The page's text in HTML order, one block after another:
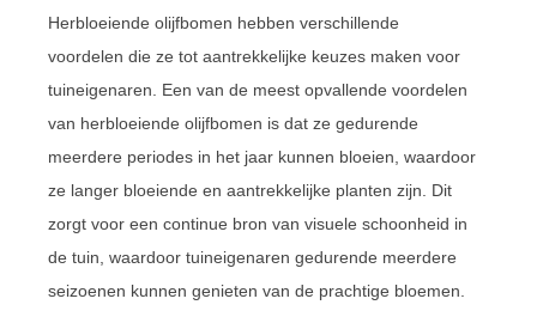
Herbloeiende olijfbomen hebben verschillende
voordelen die ze tot aantrekkelijke keuzes maken voor
tuineigenaren. Een van de meest opvallende voordelen
van herbloeiende olijfbomen is dat ze gedurende
meerdere periodes in het jaar kunnen bloeien, waardoor
ze langer bloeiende en aantrekkelijke planten zijn. Dit
zorgt voor een continue bron van visuele schoonheid in
de tuin, waardoor tuineigenaren gedurende meerdere
seizoenen kunnen genieten van de prachtige bloemen.